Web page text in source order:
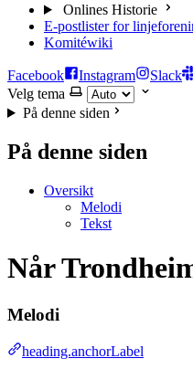
Onlines Historie
E-postlister for
Komitéwiki
Facebook Instagram Slack
Velg tema
På denne siden
På denne siden
Oversikt
Melodi
Tekst
Når
Melodi
heading.anchorLabel